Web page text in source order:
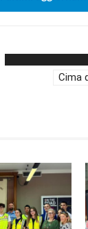
Cima